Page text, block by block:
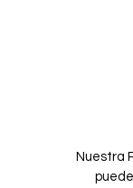
Nuestra